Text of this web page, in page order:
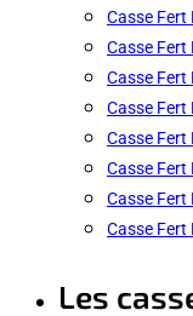
Casse Fert
Casse Fert
Casse Fert
Casse Fert
Casse Fert
Casse Fert
Casse
Casse Fert
Les